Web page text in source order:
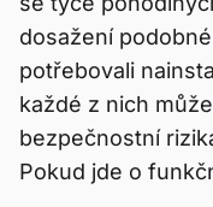
dosažení
potřebovali
každé z nich
bezpečnostní
Pokud jde o